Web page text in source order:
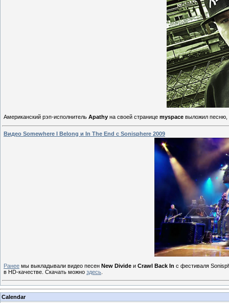
Американский рэп-исполнитель Apathy на своей странице myspace выложил песню,
Видео Somewhere I Belong и In The End с Sonisphere 2009
Ранее мы выкладывали видео песен New Divide и Crawl Back In с фестиваля
в HD-качестве. Скачать можно здесь
Calendar